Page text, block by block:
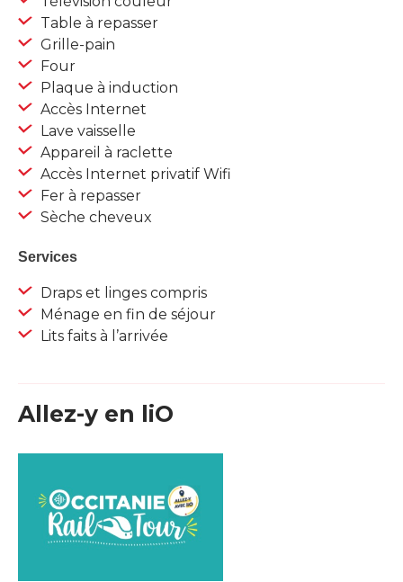
Table à repasser
Grille-pain
Four
Plaque à induction
Accès Internet
Lave vaisselle
Appareil à raclette
Accès Internet privatif Wifi
Fer à repasser
Sèche cheveux
Services
Draps et linges compris
Ménage en fin de séjour
Lits faits à l’arrivée
Allez-y en liO